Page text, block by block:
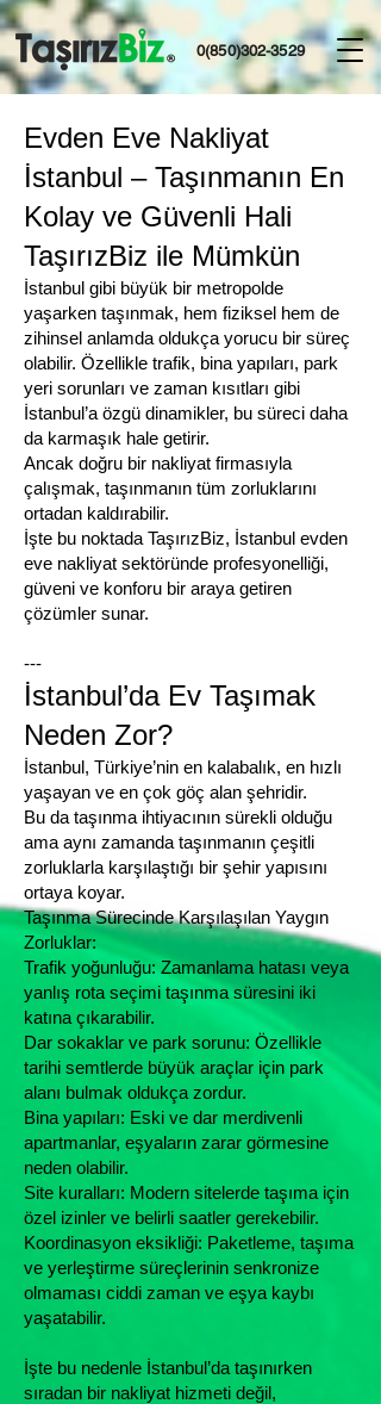
0(850)302-3529
Evden Eve Nakliyat
İstanbul – Taşınmanın En
Kolay ve Güvenli Hali
TaşırızBiz ile Mümkün
İstanbul gibi büyük bir metropolde
yaşarken taşınmak, hem fiziksel hem de
zihinsel anlamda oldukça yorucu bir süreç
olabilir. Özellikle trafik, bina yapıları, park
yeri sorunları ve zaman kısıtları gibi
İstanbul’a özgü dinamikler, bu süreci daha
da karmaşık hale getirir.
Ancak doğru bir nakliyat firmasıyla
çalışmak, taşınmanın tüm zorluklarını
ortadan kaldırabilir.
İşte bu noktada TaşırızBiz, İstanbul evden
eve nakliyat sektöründe profesyonelliği,
güveni ve konforu bir araya getiren
çözümler sunar.
---
İstanbul’da Ev Taşımak
Neden Zor?
İstanbul, Türkiye’nin en kalabalık, en hızlı
yaşayan ve en çok göç alan şehridir.
Bu da taşınma ihtiyacının sürekli olduğu
ama aynı zamanda taşınmanın çeşitli
zorluklarla karşılaştığı bir şehir yapısını
ortaya koyar.
Taşınma Sürecinde Karşılaşılan Yaygın
Zorluklar:
Trafik yoğunluğu: Zamanlama hatası veya
yanlış rota seçimi taşınma süresini iki
katına çıkarabilir.
Dar sokaklar ve park sorunu: Özellikle
tarihi semtlerde büyük araçlar için park
alanı bulmak oldukça zordur.
Bina yapıları: Eski ve dar merdivenli
apartmanlar, eşyaların zarar görmesine
neden olabilir.
Site kuralları: Modern sitelerde taşıma için
özel izinler ve belirli saatler gerekebilir.
Koordinasyon eksikliği: Paketleme, taşıma
ve yerleştirme süreçlerinin senkronize
olmaması ciddi zaman ve eşya kaybı
yaşatabilir.
İşte bu nedenle İstanbul’da taşınırken
sıradan bir nakliyat hizmeti değil,